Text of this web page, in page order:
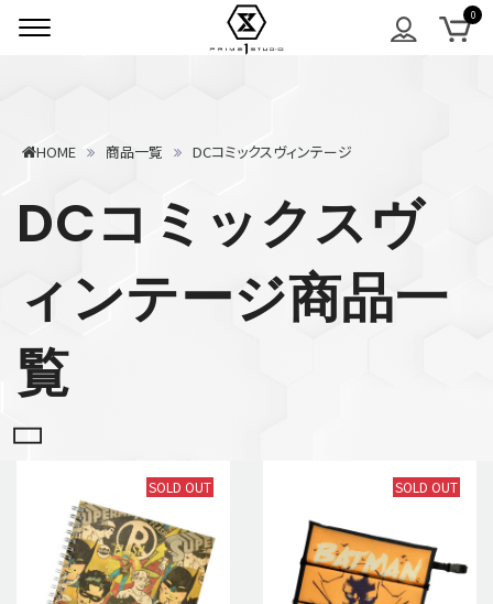
HOME 商品一覧 DCコミックスヴィンテージ
DCコミックスヴ
ィンテージ商品一
覧
SOLD OUT SOLD OUT